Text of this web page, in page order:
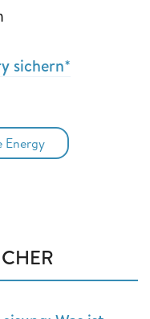
sichern*
Energy